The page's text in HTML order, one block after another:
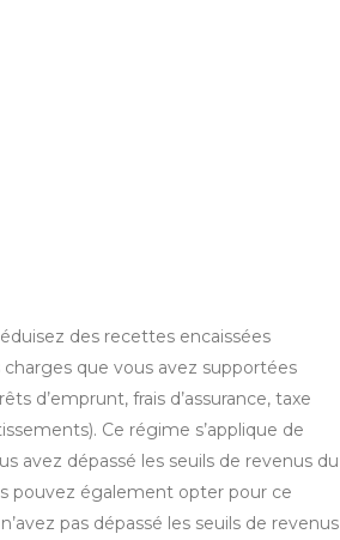
des recettes encaissées
charges que vous avez supportées
d’emprunt, frais d’assurance, taxe
Ce régime s’applique de
avez dépassé les seuils de revenus du
pouvez également opter pour ce
pas dépassé les seuils de revenus